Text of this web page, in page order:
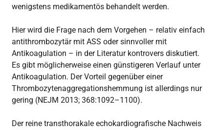
wenigstens medikamentös behandelt werden.
Hier wird die Frage nach dem Vorgehen – relativ einfach
antithrombozytär mit ASS oder sinnvoller mit
Antikoagulation – in der Literatur kontrovers diskutiert.
Es gibt möglicherweise einen günstigeren Verlauf unter
Antikoagulation. Der Vorteil gegenüber einer
Thrombozytenaggregationshemmung ist allerdings nur
gering (NEJM 2013; 368:1092–1100).
Der reine transthorakale echokardiografische Nachweis